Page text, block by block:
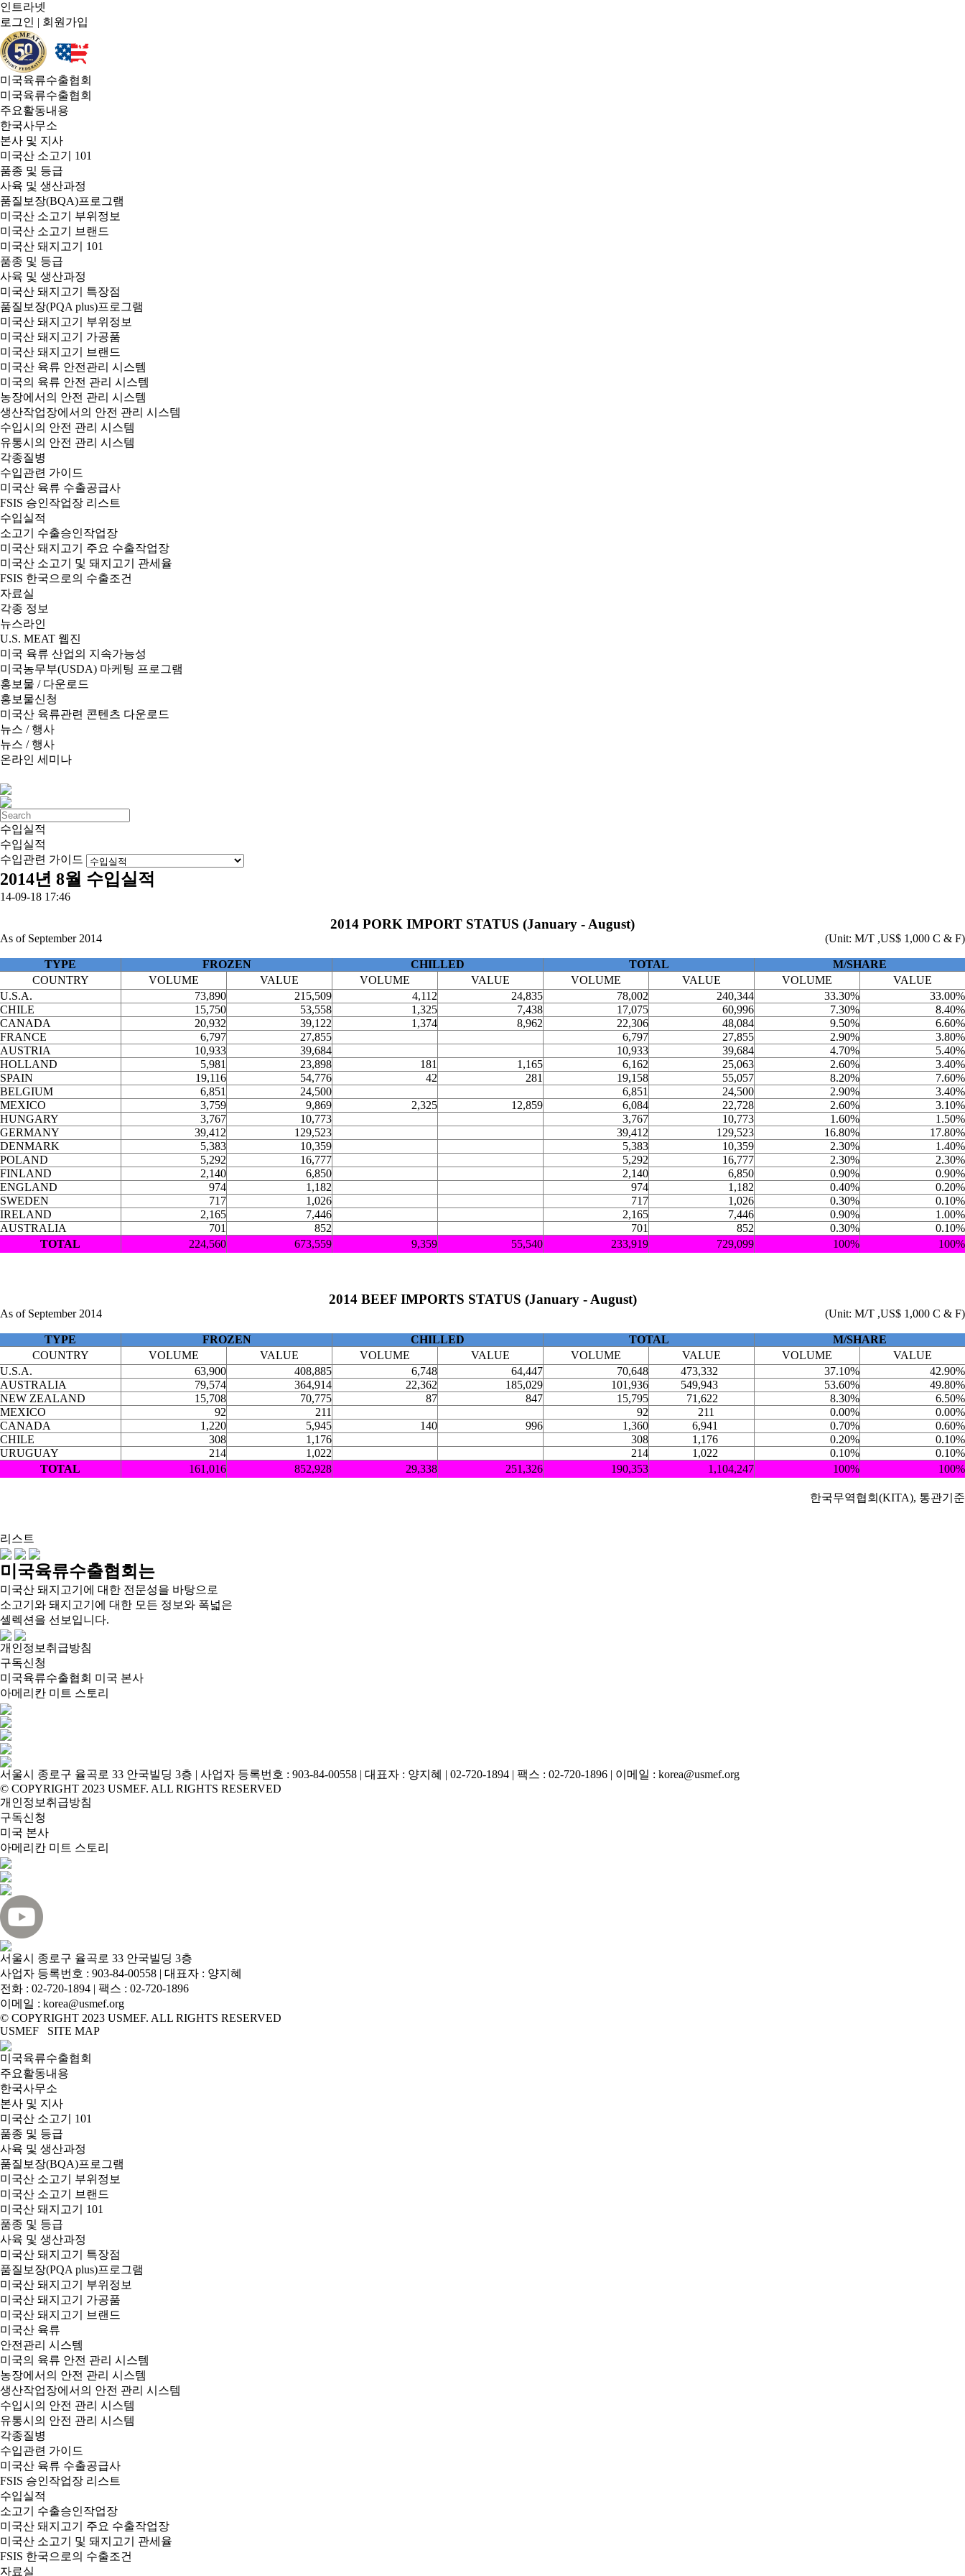
인트라넷
로그인 | 회원가입
미국육류수출협회
미국육류수출협회
주요활동내용
한국사무소
본사 및 지사
미국산 소고기 101
품종 및 등급
사육 및 생산과정
품질보장(BQA)프로그램
미국산 소고기 부위정보
미국산 소고기 브랜드
미국산 돼지고기 101
품종 및 등급
사육 및 생산과정
미국산 돼지고기 특장점
품질보장(PQA plus)프로그램
미국산 돼지고기 부위정보
미국산 돼지고기 가공품
미국산 돼지고기 브랜드
미국산 육류 안전관리 시스템
미국의 육류 안전 관리 시스템
농장에서의 안전 관리 시스템
생산작업장에서의 안전 관리 시스템
수입시의 안전 관리 시스템
유통시의 안전 관리 시스템
각종질병
수입관련 가이드
미국산 육류 수출공급사
FSIS 승인작업장 리스트
수입실적
소고기 수출승인작업장
미국산 돼지고기 주요 수출작업장
미국산 소고기 및 돼지고기 관세율
FSIS 한국으로의 수출조건
자료실
각종 정보
뉴스라인
U.S. MEAT 웹진
미국 육류 산업의 지속가능성
미국농무부(USDA) 마케팅 프로그램
홍보물 / 다운로드
홍보물신청
미국산 육류관련 콘텐츠 다운로드
뉴스 / 행사
뉴스 / 행사
온라인 세미나
수입실적
수입실적
수입관련 가이드
2014년 8월 수입실적
14-09-18 17:46
2014 PORK IMPORT STATUS (January - August)
As of September 2014 (Unit: M/T ,US$ 1,000 C & F)
TYPE FROZEN CHILLED TOTAL
M/SHARE
COUNTRY
VOLUME VALUE VOLUME VALUE VOLUME VALUE VOLUME
VALUE
U.S.A.
73,890 215,509 4,112 24,835 78,002 240,344 33.30%
33.00%
CHILE
15,750 53,558 1,325 7,438 17,075 60,996 7.30%
8.40%
CANADA
20,932 39,122 1,374 8,962 22,306 48,084 9.50%
6.60%
FRANCE
6,797 27,855 6,797 27,855 2.90%
3.80%
AUSTRIA
10,933 39,684 10,933 39,684 4.70%
5.40%
HOLLAND
5,981 23,898 181 1,165 6,162 25,063 2.60%
3.40%
SPAIN
19,116 54,776 42 281 19,158 55,057 8.20%
7.60%
BELGIUM
6,851 24,500 6,851 24,500 2.90%
3.40%
MEXICO
3,759 9,869 2,325 12,859 6,084 22,728 2.60%
3.10%
HUNGARY
3,767 10,773 3,767 10,773 1.60%
1.50%
GERMANY
39,412 129,523 39,412 129,523 16.80%
17.80%
DENMARK
5,383 10,359 5,383 10,359 2.30%
1.40%
POLAND
5,292 16,777 5,292 16,777 2.30%
2.30%
FINLAND
2,140 6,850 2,140 6,850 0.90%
0.90%
ENGLAND
974 1,182 974 1,182 0.40%
0.20%
SWEDEN
717 1,026 717 1,026 0.30%
0.10%
IRELAND
2,165 7,446 2,165 7,446 0.90%
1.00%
AUSTRALIA
701 852 701 852 0.30%
0.10%
TOTAL
224,560 673,559 9,359 55,540 233,919 729,099 100% 100%
2014 BEEF IMPORTS STATUS (January - August)
As of September 2014 (Unit: M/T ,US$ 1,000 C & F)
TYPE FROZEN CHILLED TOTAL
M/SHARE
COUNTRY
VOLUME VALUE VOLUME VALUE VOLUME VALUE VOLUME
VALUE
U.S.A.
63,900 408,885 6,748 64,447 70,648 473,332 37.10%
42.90%
AUSTRALIA
79,574 364,914 22,362 185,029 101,936 549,943 53.60%
49.80%
NEW ZEALAND
15,708 70,775 87 847 15,795 71,622 8.30%
6.50%
MEXICO
92 211 92 211 0.00%
0.00%
CANADA
1,220 5,945 140 996 1,360 6,941 0.70%
0.60%
CHILE
308 1,176 308 1,176 0.20%
0.10%
URUGUAY
214 1,022 214 1,022 0.10%
0.10%
TOTAL
161,016 852,928 29,338 251,326 190,353 1,104,247 100% 100%
한국무역협회(KITA), 통관기준
리스트
미국육류수출협회는
미국산 돼지고기에 대한 전문성을 바탕으로
소고기와 돼지고기에 대한 모든 정보와 폭넓은
셀렉션을 선보입니다.
개인정보취급방침
구독신청
미국육류수출협회 미국 본사
아메리칸 미트 스토리
서울시 종로구 율곡로 33 안국빌딩 3층 | 사업자 등록번호 : 903-84-00558 | 대표자 : 양지혜 | 02-720-1894 | 팩스 : 02-720-1896 | 이메일 : korea@usmef.org
© COPYRIGHT 2023 USMEF. ALL RIGHTS RESERVED
개인정보취급방침
구독신청
미국 본사
아메리칸 미트 스토리
서울시 종로구 율곡로 33 안국빌딩 3층
사업자 등록번호 : 903-84-00558 | 대표자 : 양지혜
전화 : 02-720-1894 | 팩스 : 02-720-1896
이메일 : korea@usmef.org
© COPYRIGHT 2023 USMEF. ALL RIGHTS RESERVED
USMEF SITE MAP
미국육류수출협회
주요활동내용
한국사무소
본사 및 지사
미국산 소고기 101
품종 및 등급
사육 및 생산과정
품질보장(BQA)프로그램
미국산 소고기 부위정보
미국산 소고기 브랜드
미국산 돼지고기 101
품종 및 등급
사육 및 생산과정
미국산 돼지고기 특장점
품질보장(PQA plus)프로그램
미국산 돼지고기 부위정보
미국산 돼지고기 가공품
미국산 돼지고기 브랜드
미국산 육류
안전관리 시스템
미국의 육류 안전 관리 시스템
농장에서의 안전 관리 시스템
생산작업장에서의 안전 관리 시스템
수입시의 안전 관리 시스템
유통시의 안전 관리 시스템
각종질병
수입관련 가이드
미국산 육류 수출공급사
FSIS 승인작업장 리스트
수입실적
소고기 수출승인작업장
미국산 돼지고기 주요 수출작업장
미국산 소고기 및 돼지고기 관세율
FSIS 한국으로의 수출조건
자료실